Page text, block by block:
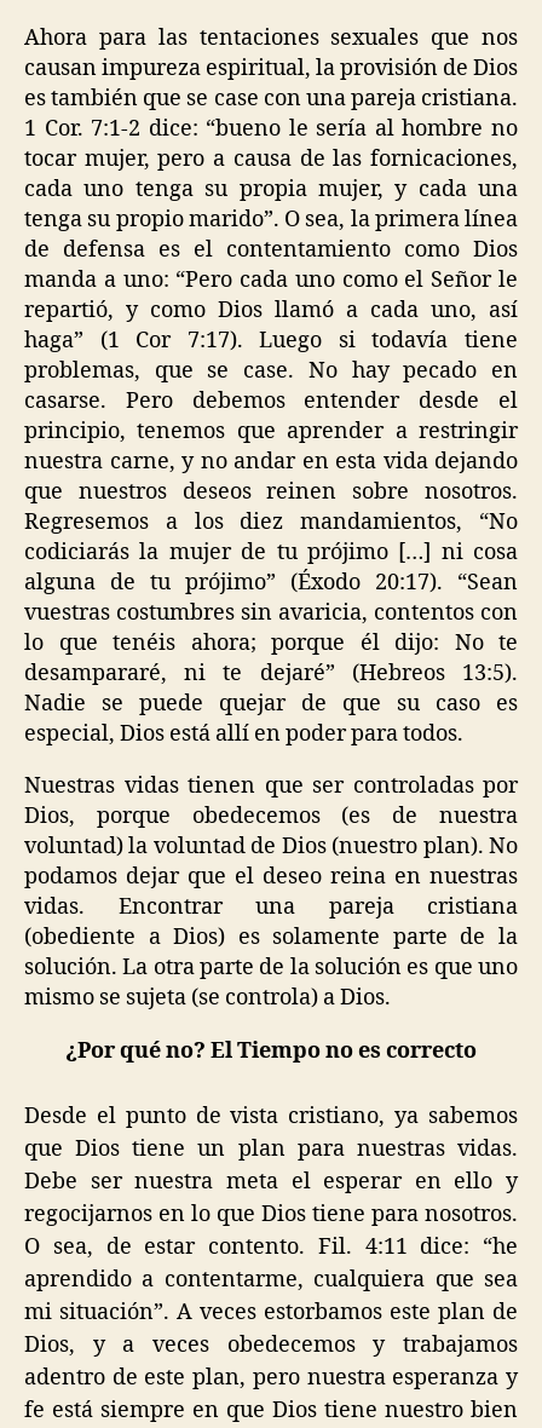
Ahora para las tentaciones sexuales que nos
causan impureza espiritual, la provisión de Dios
es también que se case con una pareja cristiana.
1 Cor. 7:1-2 dice: “bueno le sería al hombre no
tocar mujer, pero a causa de las fornicaciones,
cada uno tenga su propia mujer, y cada una
tenga su propio marido”. O sea, la primera línea
de defensa es el contentamiento como Dios
manda a uno: “Pero cada uno como el Señor le
repartió, y como Dios llamó a cada uno, así
haga” (1 Cor 7:17). Luego si todavía tiene
problemas, que se case. No hay pecado en
casarse. Pero debemos entender desde el
principio, tenemos que aprender a restringir
nuestra carne, y no andar en esta vida dejando
que nuestros deseos reinen sobre nosotros.
Regresemos a los diez mandamientos, “No
codiciarás la mujer de tu prójimo […] ni cosa
alguna de tu prójimo” (Éxodo 20:17). “Sean
vuestras costumbres sin avaricia, contentos con
lo que tenéis ahora; porque él dijo: No te
desampararé, ni te dejaré” (Hebreos 13:5).
Nadie se puede quejar de que su caso es
especial, Dios está allí en poder para todos.
Nuestras vidas tienen que ser controladas por
Dios, porque obedecemos (es de nuestra
voluntad) la voluntad de Dios (nuestro plan). No
podamos dejar que el deseo reina en nuestras
vidas. Encontrar una pareja cristiana
(obediente a Dios) es solamente parte de la
solución. La otra parte de la solución es que uno
mismo se sujeta (se controla) a Dios.
¿Por qué no? El Tiempo no es correcto
Desde el punto de vista cristiano, ya sabemos
que Dios tiene un plan para nuestras vidas.
Debe ser nuestra meta el esperar en ello y
regocijarnos en lo que Dios tiene para nosotros.
O sea, de estar contento. Fil. 4:11 dice: “he
aprendido a contentarme, cualquiera que sea
mi situación”. A veces estorbamos este plan de
Dios, y a veces obedecemos y trabajamos
adentro de este plan, pero nuestra esperanza y
fe está siempre en que Dios tiene nuestro bien